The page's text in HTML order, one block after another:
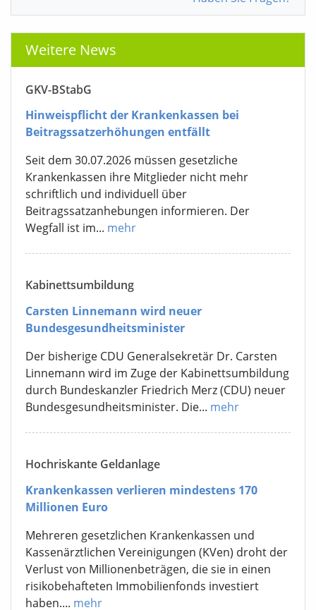
Haben Sie Fragen?
Weitere News
GKV-BStabG
Beitragssatzerhöhungen entfällt
Seit dem 30.07.2026 müssen gesetzliche
Krankenkassen ihre Mitglieder nicht mehr
schriftlich und individuell über
Kabinettsumbildung
Bundesgesundheitsminister
Der bisherige CDU Generalsekretär Dr. Carsten
Linnemann wird im Zuge der Kabinettsumbildung
Hochriskante Geldanlage
Millionen Euro
Mehreren gesetzlichen Krankenkassen und
Kassenärztlichen Vereinigungen (KVen) droht der
Verlust von Millionenbeträgen, die sie in einen